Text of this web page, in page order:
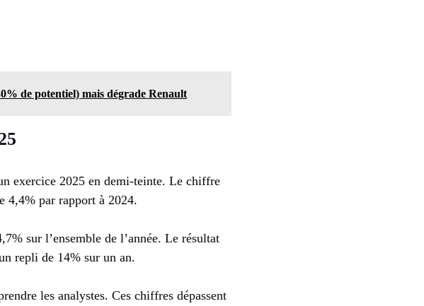
de potentiel) mais dégrade Renault
exercice 2025 en demi-teinte. Le chiffre
4,4% par rapport à 2024.
sur l’ensemble de l’année. Le résultat
repli de 14% sur un an.
les analystes. Ces chiffres dépassent